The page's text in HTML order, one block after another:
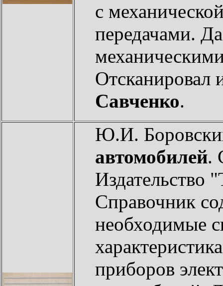
с
передачами.
Отсканировал
Савченко.
Ю.И.
автомобилей.
Издательство
Справочник
необходимые
приборов